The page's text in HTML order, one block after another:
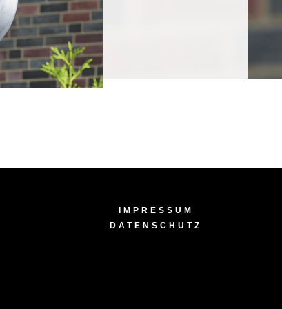
IMPRESSUM
DATENSCHUTZ